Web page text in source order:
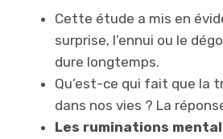
Cette étude a mis en
surprise, l’ennui ou le
dure longtemps.
Qu’est-ce qui fait que la
dans nos vies ? La
Les ruminations